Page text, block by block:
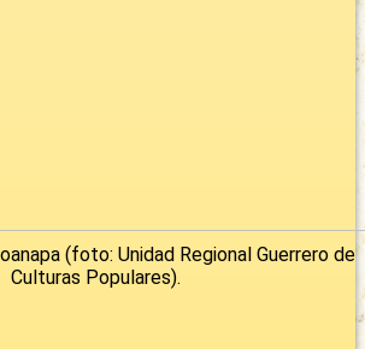
(foto: Unidad Regional Guerrero de
Culturas Populares).